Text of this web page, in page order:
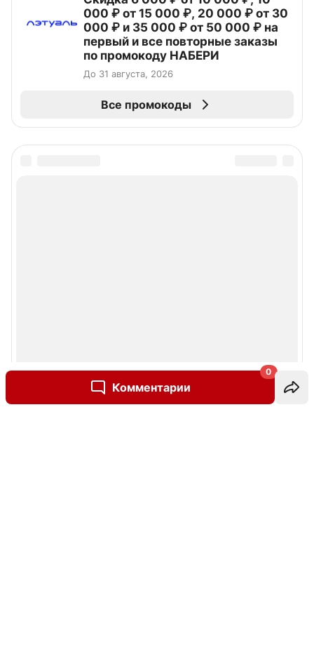
Комментарии
0
000 ₽ от 15 000 ₽, 20 000 ₽ от 30
000 ₽ и 35 000 ₽ от 50 000 ₽ на
первый и все повторные заказы
по промокоду НАБЕРИ
До 31 августа, 2026
Все промокоды